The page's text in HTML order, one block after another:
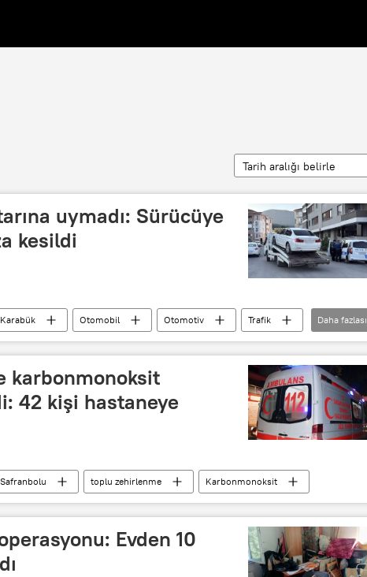
Tarih aralığı belirle
uymadı: Sürücüye
kesildi
Karabük Otomobil Otomotiv
Trafik
trafik ihlali
trafik cezaları
Daha fazlası
karbonmonoksit
42 kişi hastaneye
Safranbolu toplu zehirlenme Karbonmonoksit
Evden 10